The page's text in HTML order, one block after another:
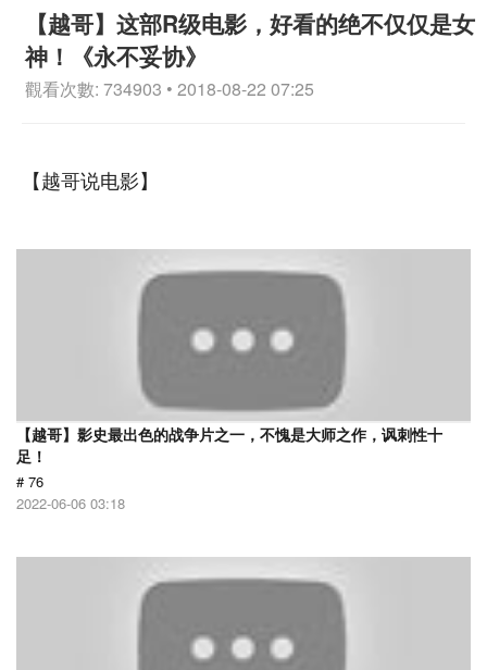
【越哥】这部R级电影，好看的绝不仅仅是女
神！《永不妥协》
觀看次數: 734903 • 2018-08-22 07:25
【越哥说电影】
【越哥】影史最出色的战争片之一，不愧是大师之作，讽刺性十
足！
# 76
2022-06-06 03:18